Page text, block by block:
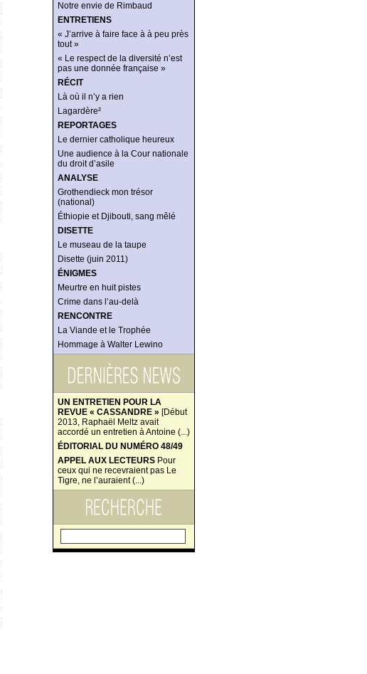
Notre envie de Rimbaud
ENTRETIENS
« J’arrive à faire face à à peu près
tout »
« Le respect de la diversité n’est
pas une donnée française »
RÉCIT
Là où il n’y a rien
Lagardère²
REPORTAGES
Le dernier catholique heureux
Une audience à la Cour nationale
du droit d’asile
ANALYSE
Grothendieck mon trésor
(national)
Éthiopie et Djibouti, sang mêlé
DISETTE
Le museau de la taupe
Disette (juin 2011)
ÉNIGMES
Meurtre en huit pistes
Crime dans l’au-delà
RENCONTRE
La Viande et le Trophée
Hommage à Walter Lewino
UN ENTRETIEN POUR LA
REVUE « CASSANDRE » [Début
2013, Raphaël Meltz avait
accordé un entretien à Antoine (...)
ÉDITORIAL DU NUMÉRO 48/49
APPEL AUX LECTEURS Pour
ceux qui ne recevraient pas Le
Tigre, ne l’auraient (...)